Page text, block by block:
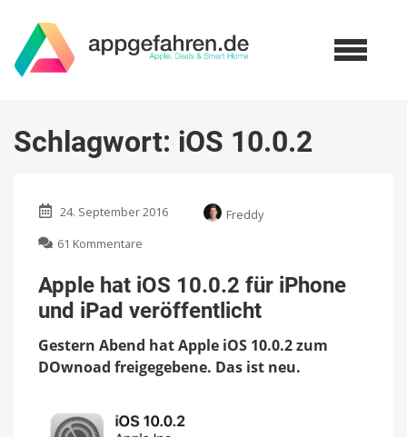
Schlagwort: iOS 10.0.2
24. September 2016
Freddy
61 Kommentare
hat
iOS
10.0.2
iPhone
und
iPad
Apple hat iOS 10.0.2 für iPhone
und iPad veröffentlicht
Gestern Abend hat Apple iOS 10.0.2 zum
DOwnoad freigegebene. Das ist neu.